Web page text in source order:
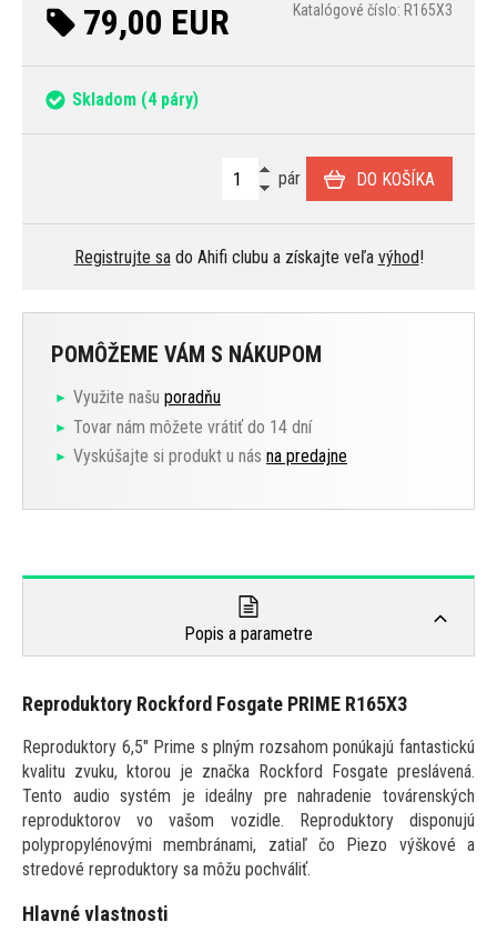
79,00 EUR Katalógové číslo: R165X3
Skladom (4 páry)
pár DO KOŠÍKA
Registrujte sado Ahifi clubu a získajte veľa výhod!
POMÔŽEME VÁM S NÁKUPOM
Využite našu poradňu
Tovar nám môžete vrátiť do 14 dní
Vyskúšajte si produkt u nás na predajne
Popis a parametre
Reproduktory Rockford Fosgate PRIME R165X3
Reproduktory 6,5" Prime s plným rozsahom ponúkajú fantastickú
kvalitu zvuku, ktorou je značka Rockford Fosgate preslávená.
Tento audio systém je ideálny pre nahradenie továrenských
reproduktorov vo vašom vozidle. Reproduktory disponujú
polypropylénovými membránami, zatiaľ čo Piezo výškové a
stredové reproduktory sa môžu pochváliť.
Hlavné vlastnosti